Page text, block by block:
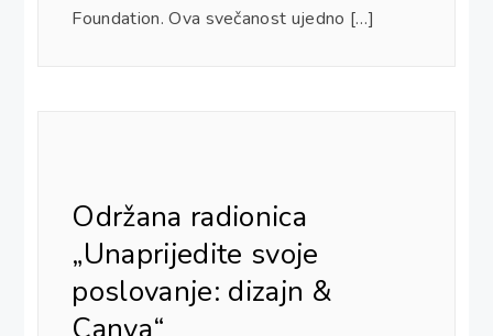
Foundation. Ova svečanost ujedno […]
Održana radionica
„Unaprijedite svoje
poslovanje: dizajn &